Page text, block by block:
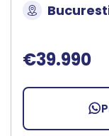
€39.990